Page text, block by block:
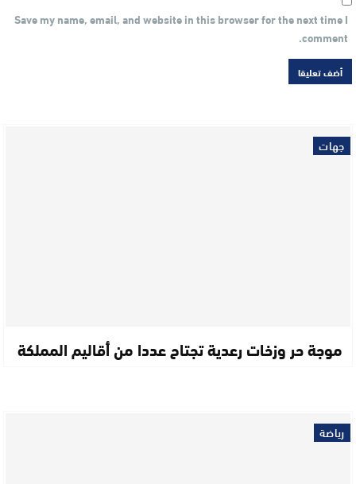
Save my name, email, and website in this browser for the next time I
comment.
جهات
موجة حر وزخات رعدية تجتاح عددا من أقاليم المملكة
رياضة